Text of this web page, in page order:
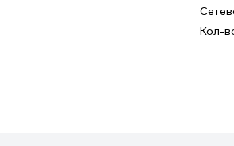
Кол-